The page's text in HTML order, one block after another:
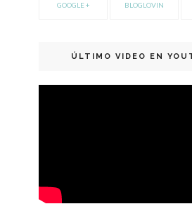
GOOGLE + BLOGLOVIN
ÚLTIMO VIDEO EN